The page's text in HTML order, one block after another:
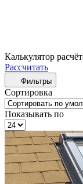
Калькулятор
Рассчитать
Фильтры
Сортировка
Показывать по